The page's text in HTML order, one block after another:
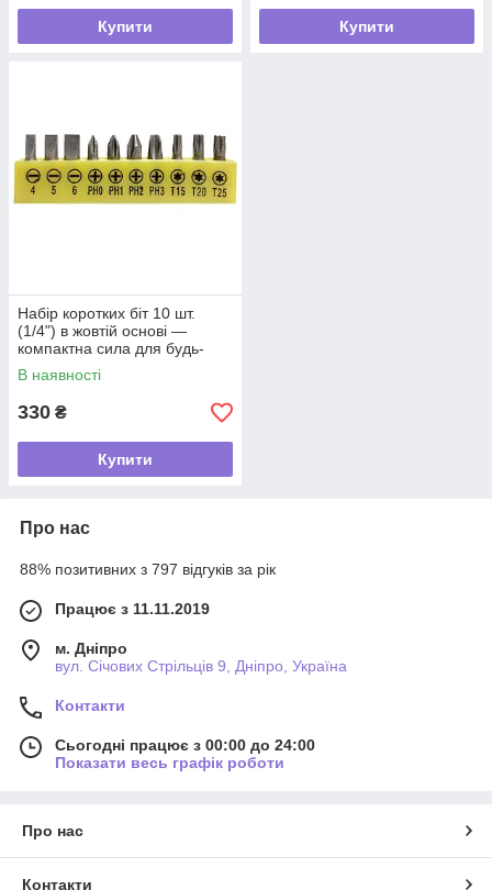
Купити Купити
Набір коротких біт 10 шт.
(1/4") в жовтій основі —
компактна сила для будь-
яких завдань
В наявності
330 ₴
Купити
Про нас
88% позитивних з 797 відгуків за рік
Працює з 11.11.2019
м. Дніпро
вул. Січових Стрільців 9, Дніпро, Україна
Контакти
Сьогодні працює з 00:00 до 24:00
Показати весь графік роботи
Про нас
Контакти